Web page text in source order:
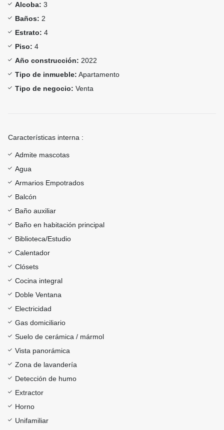
Alcoba: 3
Baños: 2
Estrato: 4
Piso: 4
Año construcción: 2022
Tipo de inmueble: Apartamento
Tipo de negocio: Venta
Características interna :
Admite mascotas
Agua
Armarios Empotrados
Balcón
Baño auxiliar
Baño en habitación principal
Biblioteca/Estudio
Calentador
Clósets
Cocina integral
Doble Ventana
Electricidad
Gas domiciliario
Suelo de cerámica / mármol
Vista panorámica
Zona de lavandería
Detección de humo
Extractor
Horno
Unifamiliar